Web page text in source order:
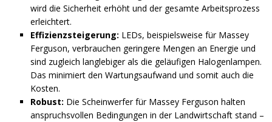
wird die Sicherheit erhöht und der gesamte Arbeitsprozess
erleichtert.
Effizienzsteigerung: LEDs, beispielsweise für Massey
Ferguson, verbrauchen geringere Mengen an Energie und
sind zugleich langlebiger als die geläufigen Halogenlampen.
Das minimiert den Wartungsaufwand und somit auch die
Kosten.
Robust: Die Scheinwerfer für Massey Ferguson halten
anspruchsvollen Bedingungen in der Landwirtschaft stand –